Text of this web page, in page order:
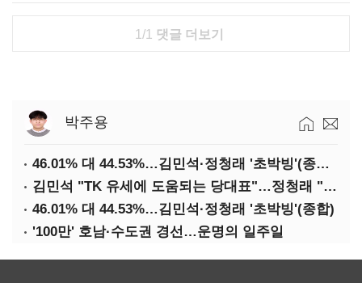
1/1 댓글 더보기
박주용
46.01% 대 44.53%…김민석·정청래 '초박빙'(종합 2보)
김민석 "TK 유세에 도움되는 당대표"…정청래 "벌써 대표된 양 당직 배분"
46.01% 대 44.53%…김민석·정청래 '초박빙'(종합)
'100만' 호남·수도권 경선…운명의 일주일